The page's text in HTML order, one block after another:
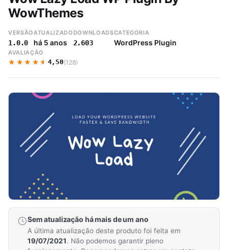
WowThemes
VERSÃO
1.0.0
ATUALIZADO
há 5 anos
DOWNLOADS
2.603
CATEGORIA
WordPress Plugin
AVALIAÇÃO
★★★★★
★★★★★ 4,50(128)
Sem atualização há mais de um ano
A última atualização deste produto foi feita em
19/07/2021. Não podemos garantir pleno